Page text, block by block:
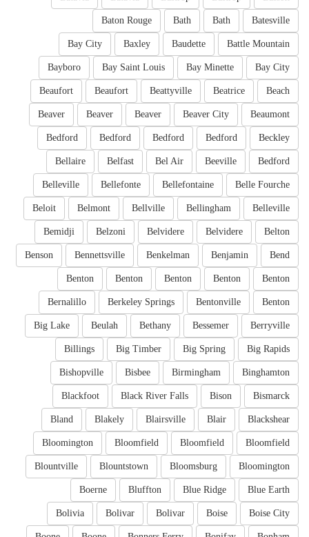
Batesville
Bath
Bath
Baton Rouge
Battle Mountain
Baudette
Baxley
Bay City
Bay City
Bay Minette
Bay Saint Louis
Bayboro
Beach
Beatrice
Beattyville
Beaufort
Beaufort
Beaumont
Beaver City
Beaver
Beaver
Beaver
Beckley
Bedford
Bedford
Bedford
Bedford
Bedford
Beeville
Bel Air
Belfast
Bellaire
Belle Fourche
Bellefontaine
Bellefonte
Belleville
Belleville
Bellingham
Bellville
Belmont
Beloit
Belton
Belvidere
Belvidere
Belzoni
Bemidji
Bend
Benjamin
Benkelman
Bennettsville
Benson
Benton
Benton
Benton
Benton
Benton
Benton
Bentonville
Berkeley Springs
Bernalillo
Berryville
Bessemer
Bethany
Beulah
Big Lake
Big Rapids
Big Spring
Big Timber
Billings
Binghamton
Birmingham
Bisbee
Bishopville
Bismarck
Bison
Black River Falls
Blackfoot
Blackshear
Blair
Blairsville
Blakely
Bland
Bloomfield
Bloomfield
Bloomfield
Bloomington
Bloomington
Bloomsburg
Blountstown
Blountville
Blue Earth
Blue Ridge
Bluffton
Boerne
Boise City
Boise
Bolivar
Bolivar
Bolivia